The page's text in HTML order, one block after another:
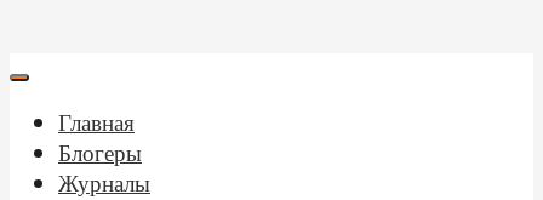
Главная
Блогеры
Журналы